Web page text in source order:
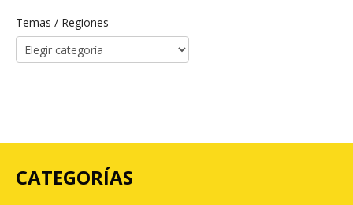
Temas / Regiones
CATEGORÍAS